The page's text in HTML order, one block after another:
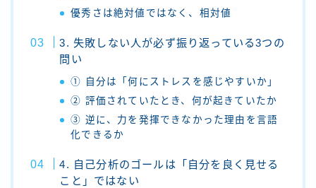
優秀さは絶対値ではなく、相対値
3. 失敗しない人が必ず振り返っている3つの
問い
① 自分は「何にストレスを感じやすいか」
② 評価されていたとき、何が起きていたか
③ 逆に、力を発揮できなかった理由を言語
化できるか
4. 自己分析のゴールは「自分を良く見せる
こと」ではない